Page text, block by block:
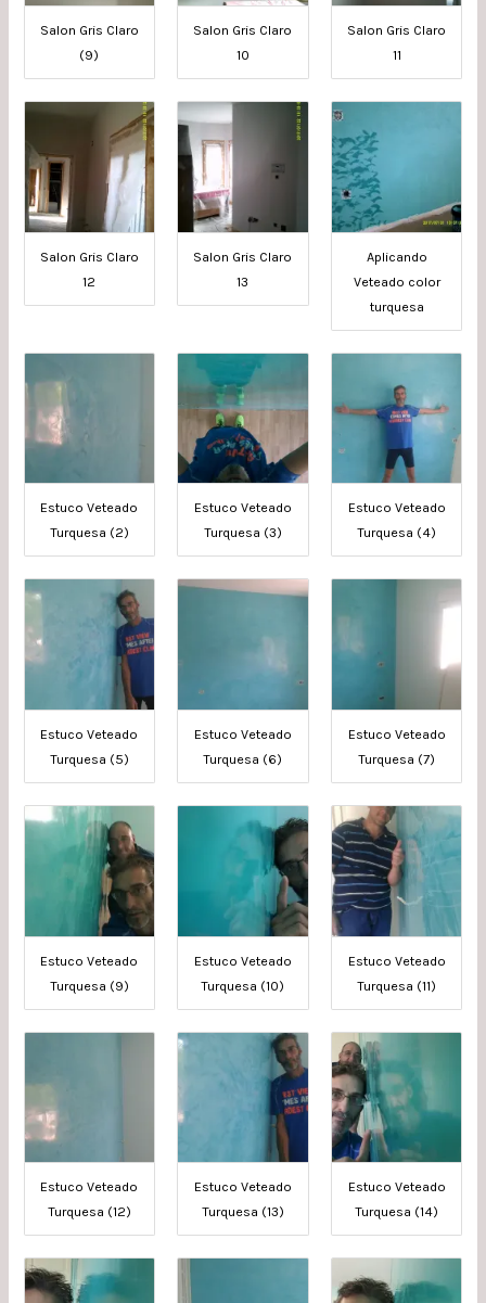
Salon Gris Claro
(9)
Salon Gris Claro
10
Salon Gris Claro
11
Salon Gris Claro
12
Salon Gris Claro
13
Aplicando
Veteado color
turquesa
Estuco Veteado
Turquesa (2)
Estuco Veteado
Turquesa (3)
Estuco Veteado
Turquesa (4)
Estuco Veteado
Turquesa (5)
Estuco Veteado
Turquesa (6)
Estuco Veteado
Turquesa (7)
Estuco Veteado
Turquesa (9)
Estuco Veteado
Turquesa (10)
Estuco Veteado
Turquesa (11)
Estuco Veteado
Turquesa (12)
Estuco Veteado
Turquesa (13)
Estuco Veteado
Turquesa (14)